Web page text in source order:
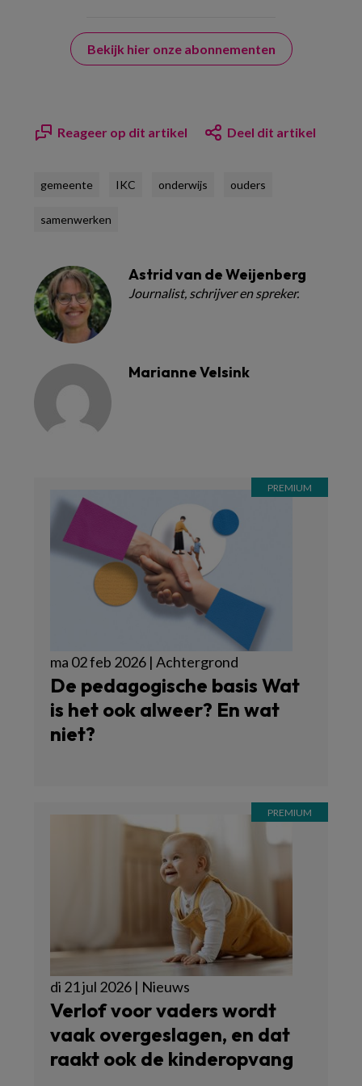
Bekijk hier onze abonnementen
Reageer op dit artikel Deel dit artikel
gemeente IKC onderwijs ouders
samenwerken
Astrid van de Weijenberg
Journalist, schrijver en spreker.
Marianne Velsink
ma 02 feb 2026 | Achtergrond
De pedagogische basis Wat
is het ook alweer? En wat
niet?
di 21 jul 2026 | Nieuws
Verlof voor vaders wordt
vaak overgeslagen, en dat
raakt ook de kinderopvang